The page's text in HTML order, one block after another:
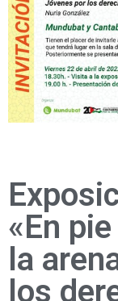
«En
la
los